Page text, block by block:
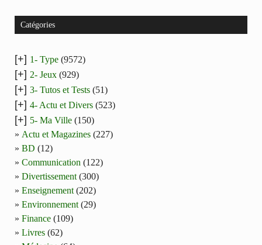
Catégories
[+] 1- Type (9572)
[+] 2- Jeux (929)
[+] 3- Tutos et Tests (51)
[+] 4- Actu et Divers (523)
[+] 5- Ma Ville (150)
Actu et Magazines (227)
BD (12)
Communication (122)
Divertissement (300)
Enseignement (202)
Environnement (29)
Finance (109)
Livres (62)